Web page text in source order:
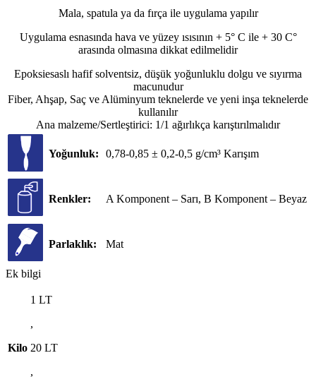
Mala, spatula ya da fırça ile uygulama yapılır
Uygulama esnasında hava ve yüzey ısısının + 5° C ile + 30 C°
arasında olmasına dikkat edilmelidir
Epoksiesaslı hafif solventsiz, düşük yoğunluklu dolgu ve sıyırma
macunudur
Fiber, Ahşap, Saç ve Alüminyum teknelerde ve yeni inşa teknelerde
kullanılır
Ana malzeme/Sertleştirici: 1/1 ağırlıkça karıştırılmalıdır
Yoğunluk: 0,78-0,85 ± 0,2-0,5 g/cm³ Karışım
Renkler: A Komponent – Sarı, B Komponent – Beyaz
Parlaklık: Mat
Ek bilgi
Kilo
1 LT
,
20 LT
,